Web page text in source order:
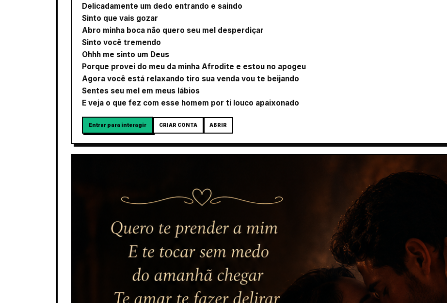
Delicadamente um dedo entrando e saindo
Sinto que vais gozar
Abro minha boca não quero seu mel desperdiçar
Sinto você tremendo
Ohhh me sinto um Deus
Porque provei do meu da minha Afrodite e estou no apogeu
Agora você está relaxando tiro sua venda vou te beijando
Sentes seu mel em meus lábios
E veja o que fez com esse homem por ti louco apaixonado
Entrar para interagir CRIAR CONTA ABRIR